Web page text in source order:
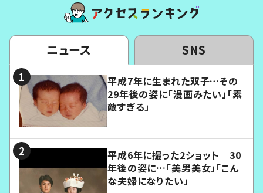
ニュース SNS
平成7年に生まれた双子…その
29年後の姿に「漫画みたい」「素
敵すぎる」
平成6年に撮った2ショット 30
年後の姿に…「美男美女」「こん
な夫婦になりたい」